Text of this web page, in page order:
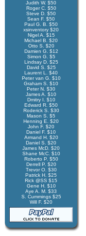
Judith W. $50
Roger C. $50
Steve D. $50
Sean F. $50
Paul G. B. $50
xsinventory $20
Nigel A. $15
Michael B. $20
Otto S. $20
Damien G. $12
Simon G. $5
Lindsay D. $25
David S. $25
Laurent L. $40
Peter van G. $10
Graham S. $10
Peter N. $30
James A. $10
Dmitry I. $10
Edward R. $50
Roderick S. $30
Mason S. $5
Henning E. $20
John F. $20
Daniel F. $10
Armand H. $20
Daniel S. $20
James McD. $20
Shane McC. $10
Roberto P. $50
Derrell P. $20
Trevor O. $30
Patrick H. $25
Rick @SS $15
Gene H. $10
Aye A. M. $33
S. Cummings $25
Will F. $20